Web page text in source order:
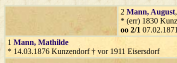
2 Mann, August
* (err) 1830
oo 2/1
1 Mann, Mathilde
* 14.03.1876 Kunzendorf † vor 1911 Eisersdorf